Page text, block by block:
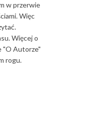
w przerwie
Więc
Więcej o
"O Autorze"
rogu.